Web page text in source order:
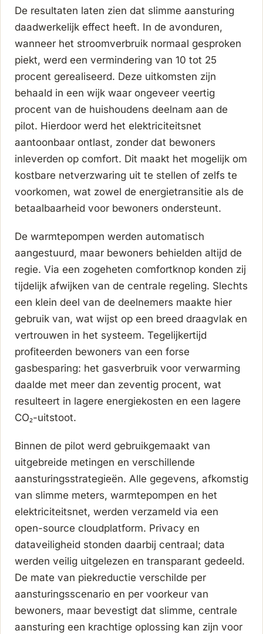
De resultaten laten zien dat slimme aansturing
daadwerkelijk effect heeft. In de avonduren,
wanneer het stroomverbruik normaal gesproken
piekt, werd een vermindering van 10 tot 25
procent gerealiseerd. Deze uitkomsten zijn
behaald in een wijk waar ongeveer veertig
procent van de huishoudens deelnam aan de
pilot. Hierdoor werd het elektriciteitsnet
aantoonbaar ontlast, zonder dat bewoners
inleverden op comfort. Dit maakt het mogelijk om
kostbare netverzwaring uit te stellen of zelfs te
voorkomen, wat zowel de energietransitie als de
betaalbaarheid voor bewoners ondersteunt.
De warmtepompen werden automatisch
aangestuurd, maar bewoners behielden altijd de
regie. Via een zogeheten comfortknop konden zij
tijdelijk afwijken van de centrale regeling. Slechts
een klein deel van de deelnemers maakte hier
gebruik van, wat wijst op een breed draagvlak en
vertrouwen in het systeem. Tegelijkertijd
profiteerden bewoners van een forse
gasbesparing: het gasverbruik voor verwarming
daalde met meer dan zeventig procent, wat
resulteert in lagere energiekosten en een lagere
CO₂-uitstoot.
Binnen de pilot werd gebruikgemaakt van
uitgebreide metingen en verschillende
aansturingsstrategieën. Alle gegevens, afkomstig
van slimme meters, warmtepompen en het
elektriciteitsnet, werden verzameld via een
open-source cloudplatform. Privacy en
dataveiligheid stonden daarbij centraal; data
werden veilig uitgelezen en transparant gedeeld.
De mate van piekreductie verschilde per
aansturingsscenario en per voorkeur van
bewoners, maar bevestigt dat slimme, centrale
aansturing een krachtige oplossing kan zijn voor